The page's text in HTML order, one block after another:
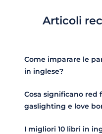
Articoli
Come imparare le
in inglese?
Cosa significano red
gaslighting e love
I migliori 10 libri in